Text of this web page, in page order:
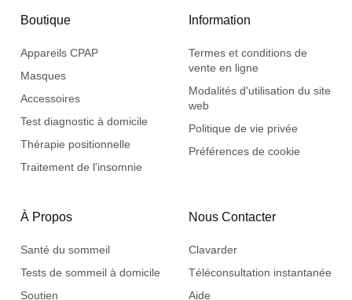
Boutique
Appareils CPAP
Masques
Accessoires
Test diagnostic à domicile
Thérapie positionnelle
Traitement de l'insomnie
Information
Termes et conditions de
vente en ligne
Modalités d'utilisation du site
web
Politique de vie privée
Préférences de cookie
À Propos
Santé du sommeil
Tests de sommeil à domicile
Soutien
Nous Contacter
Clavarder
Téléconsultation instantanée
Aide